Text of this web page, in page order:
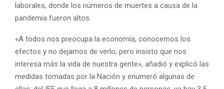
laborales, donde los números de muertes a causa de la
pandemia fueron altos.
«A todos nos preocupa la economía, conocemos los
efectos y no dejamos de verlo; pero insisto que nos
interesa más la vida de nuestra gente», añadió y explicó las
medidas tomadas por la Nación y enumeró algunas de